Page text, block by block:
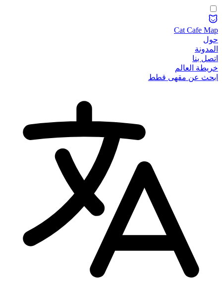
Cat Cafe Map
حول
المدونة
اتصل بنا
خريطة العالم
ابحث عن مقهى قطط